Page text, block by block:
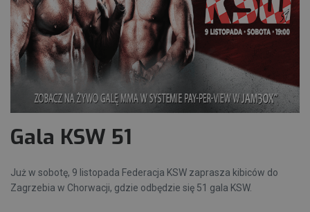
Gala KSW 51
Już w sobotę, 9 listopada Federacja KSW zaprasza kibiców do
Zagrzebia w Chorwacji, gdzie odbędzie się 51 gala KSW.